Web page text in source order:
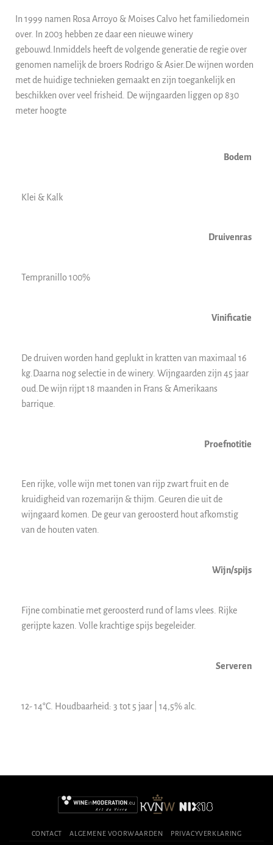
In 1999 namen Rosa Arroyo & Moises Calvo het familiedomein
over. In 2003 hebben ze daar een nieuwe winery
gebouwd.Inmiddels heeft de volgende generatie de regie over
genomen namelijk de broers Rodrigo & Asier.De wijnen worden
met de huidige technieken gemaakt en zijn toegankelijk en
beschikken over veel frisheid. De wijngaarden liggen op 830
meter hoogte
Bodem
Klei & Kalk
Druivenras
Tempranillo 100%
Vinificatie
De druiven worden hand geplukt in kratten van maximaal 16
kg.Daarna nog selectie in de winery. Wijngaarden zijn 45 jaar
oud.De wijn rijpt 18 maanden in Frans & Amerikaans
barrique.
Proefnotitie
Een rijke, volle wijn met tonen van rijp zwart fruit en de
kruidigheid van rozemarijn & thijm. Geuren die uit de
wijngaard komen. De geur van geroosterd hout afkomstig
van de houten vaten.
Wijn/spijs
Fijne combinatie met geroosterd rund of lams vlees. Rijke
gerijpte kazen. Volle krachtige spijs begeleider.
Serveren
12- 14°C. Houdbaarheid: 3 tot 5 jaar | 14,5% alc.
CONTACT ALGEMENE VOORWAARDEN PRIVACYVERKLARING